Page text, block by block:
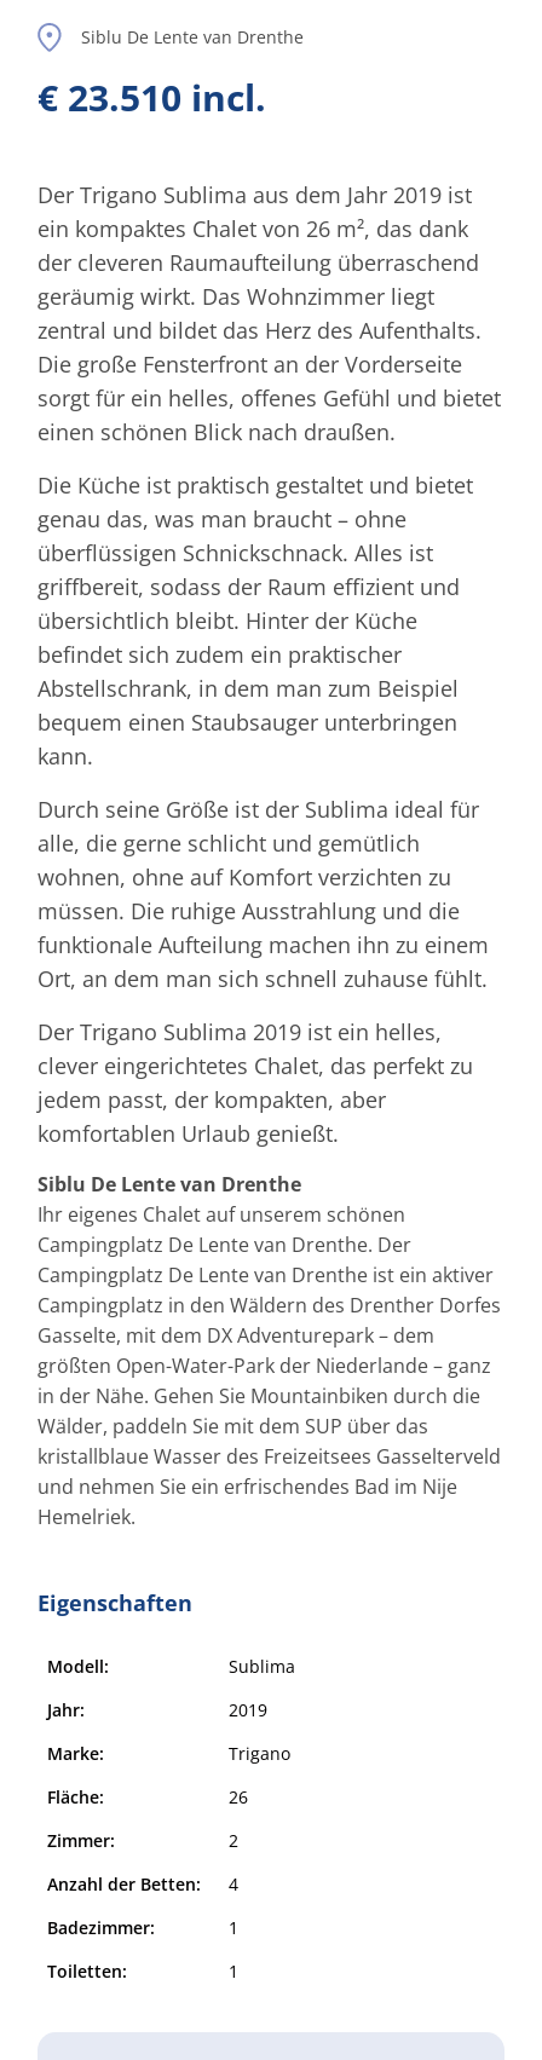
Siblu De Lente van Drenthe
€ 23.510 incl.
Der Trigano Sublima aus dem Jahr 2019 ist
ein kompaktes Chalet von 26 m², das dank
der cleveren Raumaufteilung überraschend
geräumig wirkt. Das Wohnzimmer liegt
zentral und bildet das Herz des Aufenthalts.
Die große Fensterfront an der Vorderseite
sorgt für ein helles, offenes Gefühl und bietet
einen schönen Blick nach draußen.
Die Küche ist praktisch gestaltet und bietet
genau das, was man braucht – ohne
überflüssigen Schnickschnack. Alles ist
griffbereit, sodass der Raum effizient und
übersichtlich bleibt. Hinter der Küche
befindet sich zudem ein praktischer
Abstellschrank, in dem man zum Beispiel
bequem einen Staubsauger unterbringen
kann.
Durch seine Größe ist der Sublima ideal für
alle, die gerne schlicht und gemütlich
wohnen, ohne auf Komfort verzichten zu
müssen. Die ruhige Ausstrahlung und die
funktionale Aufteilung machen ihn zu einem
Ort, an dem man sich schnell zuhause fühlt.
Der Trigano Sublima 2019 ist ein helles,
clever eingerichtetes Chalet, das perfekt zu
jedem passt, der kompakten, aber
komfortablen Urlaub genießt.
Siblu De Lente van Drenthe
Ihr eigenes Chalet auf unserem schönen
Campingplatz De Lente van Drenthe. Der
Campingplatz De Lente van Drenthe ist ein aktiver
Campingplatz in den Wäldern des Drenther Dorfes
Gasselte, mit dem DX Adventurepark – dem
größten Open-Water-Park der Niederlande – ganz
in der Nähe. Gehen Sie Mountainbiken durch die
Wälder, paddeln Sie mit dem SUP über das
kristallblaue Wasser des Freizeitsees Gasselterveld
und nehmen Sie ein erfrischendes Bad im Nije
Hemelriek.
Eigenschaften
Modell:
Sublima
Jahr:
2019
Marke:
Trigano
Fläche:
26
Zimmer:
2
Anzahl der Betten:
4
Badezimmer:
1
Toiletten:
1